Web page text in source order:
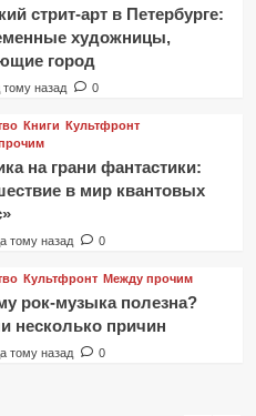
стрит-арт в Петербурге:
художницы,
город
тому назад 0
Книги Культфронт
на грани фантастики:
в мир квантовых
тому назад 0
Культфронт Между прочим
рок-музыка полезна?
несколько причин
тому назад 0